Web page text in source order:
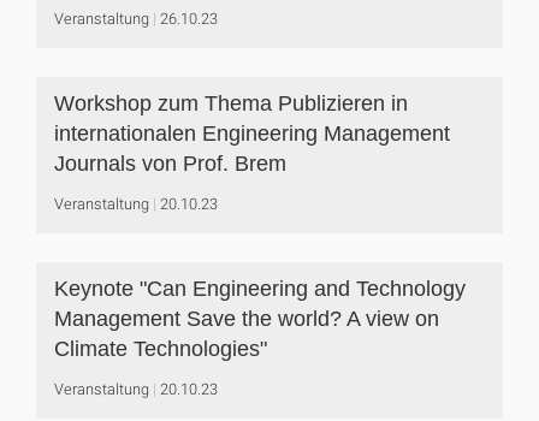
Veranstaltung 26.10.23
Workshop zum Thema Publizieren in
internationalen Engineering Management
Journals von Prof. Brem
Veranstaltung 20.10.23
Keynote "Can Engineering and Technology
Management Save the world? A view on
Climate Technologies"
Veranstaltung 20.10.23